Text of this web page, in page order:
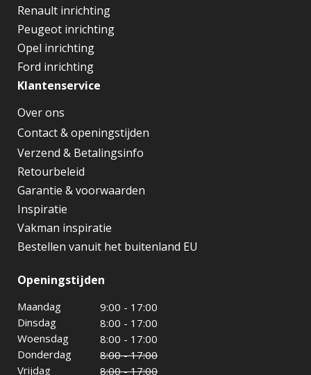
Renault inrichting
Peugeot inrichting
Opel inrichting
Ford inrichting
Klantenservice
Over ons
Contact & openingstijden
Verzend & Betalingsinfo
Retourbeleid
Garantie & voorwaarden
Inspiratie
Vakman inspiratie
Bestellen vanuit het buitenland EU
Openingstijden
Maandag
9:00 - 17:00
Dinsdag
8:00 - 17:00
Woensdag
8:00 - 17:00
Donderdag
8:00 - 17:00
Vrijdag
8:00 - 17:00